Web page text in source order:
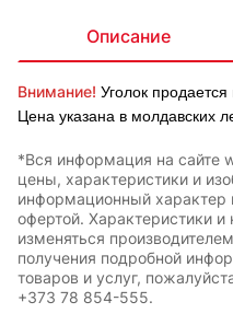
Описание
Внимание! Уголок
Цена указана в молдавских
*Вся информация на сайте
цены, характеристики и
информационный характер
офертой. Характеристики
изменяться
получения подробной
товаров и услуг,
+373 78 854-555.